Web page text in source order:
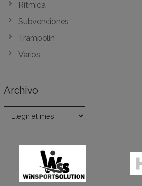
Rítmica
Subvenciones
Trampolín
Varios
Archivo